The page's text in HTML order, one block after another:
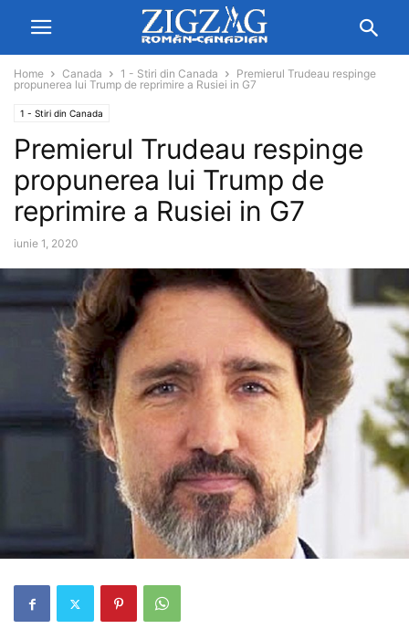
Home Canada 1 - Stiri din Canada
Premierul Trudeau respinge
propunerea lui Trump de reprimire a Rusiei in G7
1 - Stiri din Canada
Premierul Trudeau respinge
propunerea lui Trump de
reprimire a Rusiei in G7
iunie 1, 2020